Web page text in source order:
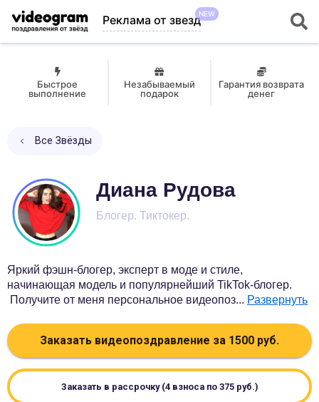
Реклама от звездNEW
Быстрое
выполнение
Незабываемый
подарок
Гарантия возврата
денег
Все Звёзды
Диана Рудова
Блогер. Тиктокер.
Яркий фэшн-блогер, эксперт в моде и стиле,
начинающая модель и популярнейший TikTok-блогер.
Получите от меня персональное видеопоз... Развернуть
Заказать видеопоздравление за 1500 руб.
Заказать в рассрочку (4 взноса по 375руб.)